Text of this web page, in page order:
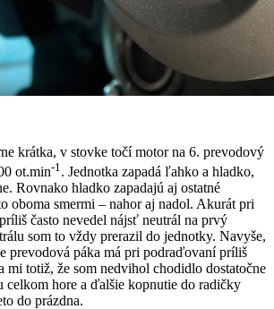
krátka, v stovke točí motor na 6. prevodový
ot.min-1 . Jednotka zapadá ľahko a hladko,
Rovnako hladko zapadajú aj ostatné
oboma smermi – nahor aj nadol. Akurát pri
často nevedel nájsť neutrál na prvý
som to vždy prerazil do jednotky. Navyše,
prevodová páka má pri podraďovaní príliš
mi totiž, že som nedvihol chodidlo dostatočne
celkom hore a ďalšie kopnutie do radičky
do prázdna.